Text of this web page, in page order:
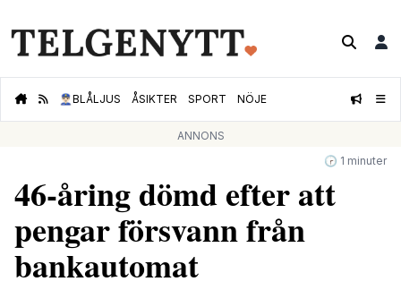
👮🏻‍♂️BLÅLJUS ÅSIKTER SPORT NÖJE
ANNONS
🕝 1 minuter
46-åring dömd efter att
pengar försvann från
bankautomat